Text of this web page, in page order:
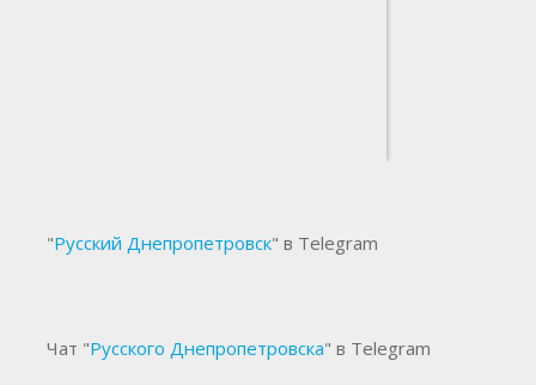
"Русский Днепропетровск" в Telegram
Чат "Русского Днепропетровска" в Telegram